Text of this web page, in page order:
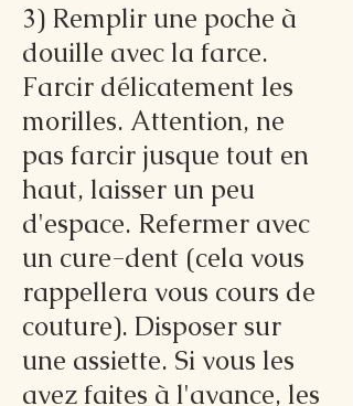
3) Remplir une poche à
douille avec la farce.
Farcir délicatement les
morilles. Attention, ne
pas farcir jusque tout en
haut, laisser un peu
d'espace. Refermer avec
un cure-dent (cela vous
rappellera vous cours de
couture). Disposer sur
une assiette. Si vous les
avez faites à l'avance, les